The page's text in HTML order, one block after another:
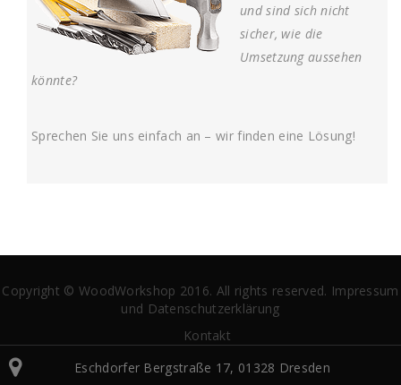
und sind sich nicht
sicher, wie die
Umsetzung aussehen
könnte?
Sprechen Sie uns einfach an – wir finden eine Lösung!
Copyright © WoodWorkshop 2016. All rights reserved. Impressum
und Datenschutzerklärung
Kontakt
Eschdorfer Bergstraße 17, 01328 Dresden